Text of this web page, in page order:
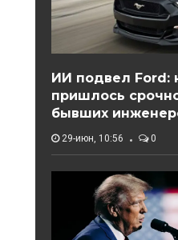
ИИ подвел Ford:
пришлось
бывших
29-июн, 10:56 0